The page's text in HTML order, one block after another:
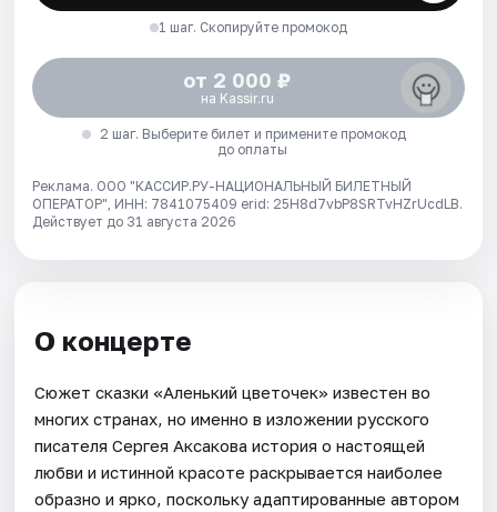
1 шаг. Скопируйте промокод
от 2 000 ₽
на Kassir.ru
2 шаг. Выберите билет и примените промокод
до оплаты
Реклама. ООО "КАССИР.РУ-НАЦИОНАЛЬНЫЙ БИЛЕТНЫЙ
ОПЕРАТОР", ИНН: 7841075409 erid: 25H8d7vbP8SRTvHZrUcdLB.
Действует до 31 августа 2026
О концерте
Сюжет сказки «Аленький цветочек» известен во
многих странах, но именно в изложении русского
писателя Сергея Аксакова история о настоящей
любви и истинной красоте раскрывается наиболее
образно и ярко, поскольку адаптированные автором